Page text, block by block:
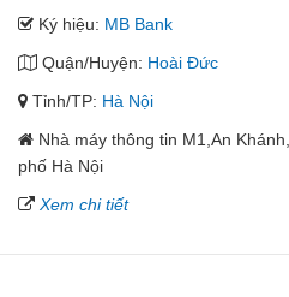
Ký hiệu: MB Bank
Quận/Huyện: Hoài Đức
Tỉnh/TP: Hà Nội
Nhà máy thông tin M1,An
phố Hà Nội
Xem chi tiết